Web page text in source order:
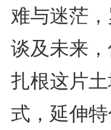
难与迷茫
谈及未来
扎根这片
式，延伸